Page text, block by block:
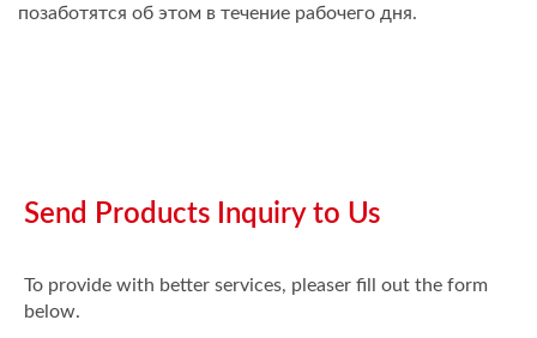
позаботятся об этом в течение рабочего дня.